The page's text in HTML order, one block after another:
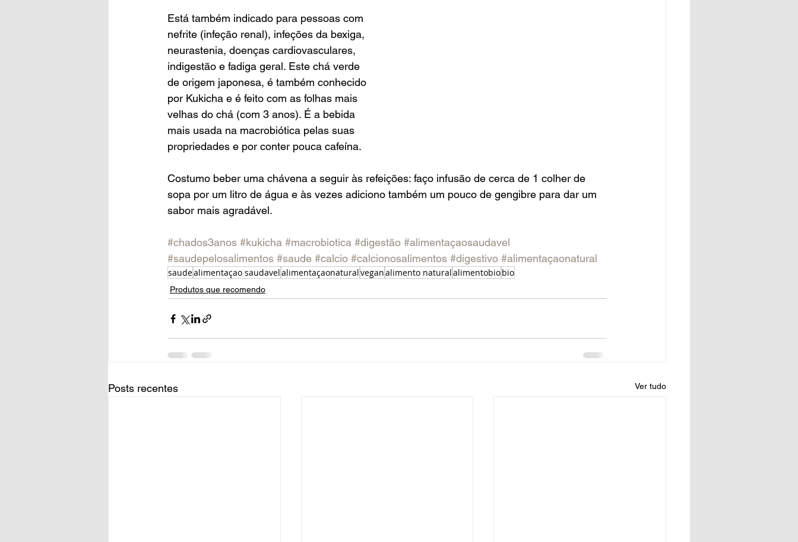
Está também indicado para pessoas com
nefrite (infeção renal), infeções da bexiga,
neurastenia, doenças cardiovasculares,
indigestão e fadiga geral. Este chá verde
de origem japonesa, é também conhecido
por Kukicha e é feito com as folhas mais
velhas do chá (com 3 anos). É a bebida
mais usada na macrobiótica pelas suas
propriedades e por conter pouca cafeína.
Costumo beber uma chávena a seguir às refeições: faço infusão de cerca de 1 colher de
sopa por um litro de água e às vezes adiciono também um pouco de gengibre para dar um
sabor mais agradável.
#chados3anos #kukicha #macrobiotica #digestão #alimentaçaosaudavel
#saudepelosalimentos #saude #calcio #calcionosalimentos #digestivo #alimentaçaonatural
saudealimentaçao saudavelalimentaçaonaturalveganalimento naturalalimentobiobio
Produtos que recomendo
Posts recentes Ver tudo